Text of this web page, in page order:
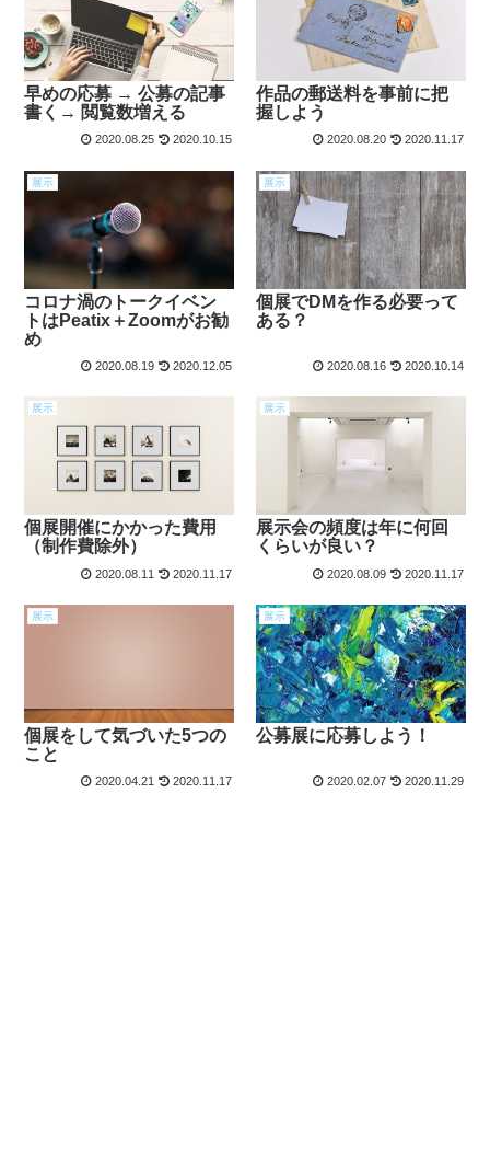
早めの応募 → 公募の記事
書く→ 閲覧数増える
2020.08.25 2020.10.15
作品の郵送料を事前に把
握しよう
2020.08.20 2020.11.17
展示
コロナ渦のトークイベン
トはPeatix＋Zoomがお勧
め
2020.08.19 2020.12.05
展示
個展でDMを作る必要って
ある？
2020.08.16 2020.10.14
展示
個展開催にかかった費用
（制作費除外）
2020.08.11 2020.11.17
展示
展示会の頻度は年に何回
くらいが良い？
2020.08.09 2020.11.17
展示
個展をして気づいた5つの
こと
2020.04.21 2020.11.17
展示
公募展に応募しよう！
2020.02.07 2020.11.29